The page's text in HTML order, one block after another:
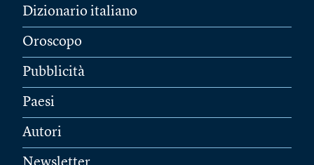
Dizionario italiano
Oroscopo
Pubblicità
Paesi
Autori